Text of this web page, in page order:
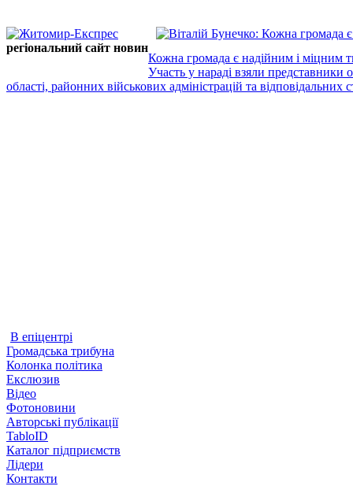
регіональний сайт новин
Кожна громада є надійним і міцним
Участь у нараді взяли представники
області, районних військових адміністрацій та відповідальних
В епіцентрі
Громадська трибуна
Колонка політика
Екслюзив
Відео
Фотоновини
Авторські публікації
TabloID
Каталог підприємств
Лідери
Контакти